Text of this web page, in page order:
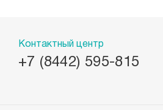
Контактный центр
+7 (8442) 595-815